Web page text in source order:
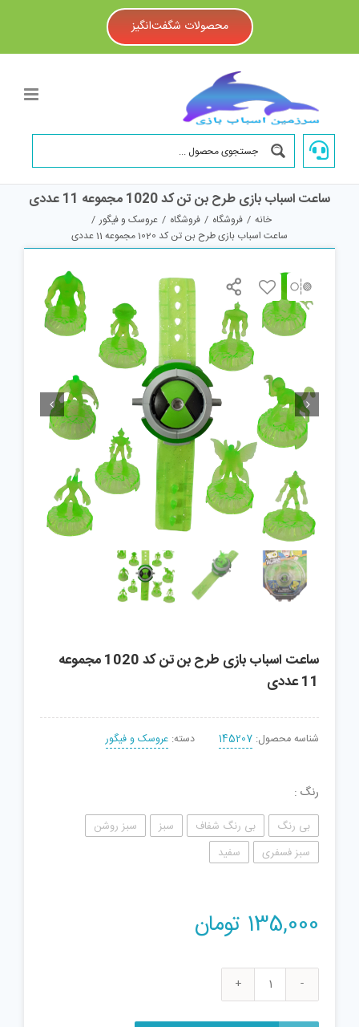
محصولات شگفت‌انگیز
ساعت اسباب بازی طرح بن تن کد 1020 مجموعه 11 عددی
خانه / فروشگاه / فروشگاه / عروسک و فیگور /
ساعت اسباب بازی طرح بن تن کد 1020 مجموعه 11 عددی
 
ساعت اسباب بازی طرح بن تن کد 1020 مجموعه
11 عددی
شناسه محصول: 145207 دسته: عروسک و فیگور
رنگ
بی رنگ بی رنگ شفاف سبز
سبز روشن
سبز فسفری
سفید
135,000 تومان
ساعت